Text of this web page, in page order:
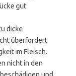
gut
dicke
überfordert
im Fleisch.
nicht in den